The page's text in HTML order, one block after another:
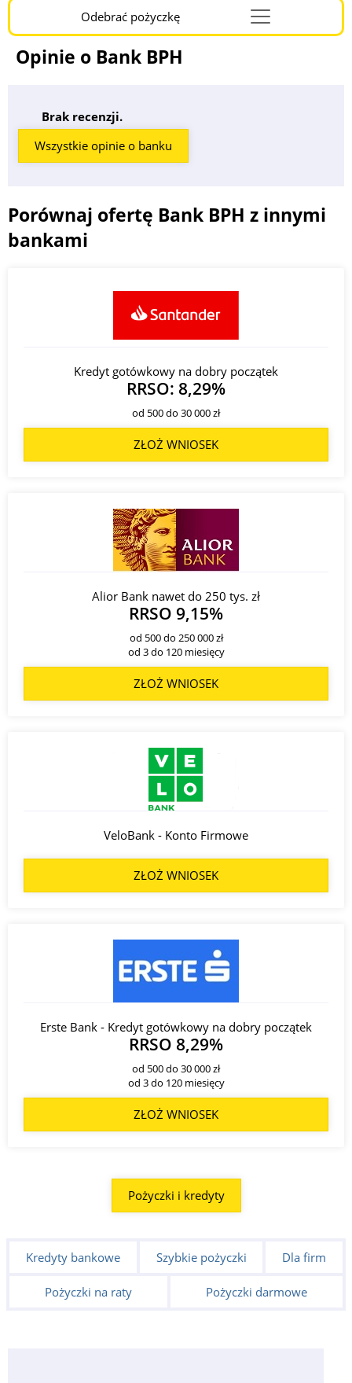
Odebrać pożyczkęMenu
Burger
Opinie o Bank BPH
Brak recenzji.
Wszystkie opinie o banku
Porównaj ofertę Bank BPH z innymi
bankami
Kredyt gotówkowy na dobry początek
RRSO: 8,29%
od 500 do 30 000 zł
ZŁOŻ WNIOSEK
Alior Bank nawet do 250 tys. zł
RRSO 9,15%
od 500 do 250 000 zł
od 3 do 120 miesięcy
ZŁOŻ WNIOSEK
VeloBank - Konto Firmowe
ZŁOŻ WNIOSEK
Erste Bank - Kredyt gotówkowy na dobry początek
RRSO 8,29%
od 500 do 30 000 zł
od 3 do 120 miesięcy
ZŁOŻ WNIOSEK
Pożyczki i kredyty
Kredyty bankowe Szybkie pożyczki Dla firm
Pożyczki na raty Pożyczki darmowe